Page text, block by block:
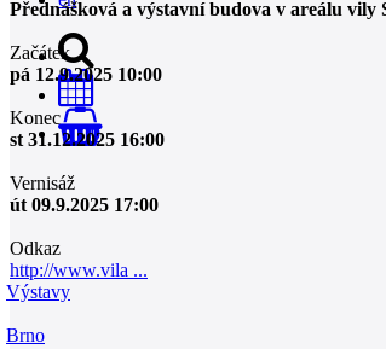
0
Přednášková a výstavní budova v areálu vily
Začátek
pá 12.9.2025 10:00
Konec
st 31.12.2025 16:00
Vernisáž
út 09.9.2025 17:00
Odkaz
http://www.vila ...
Výstavy
Brno